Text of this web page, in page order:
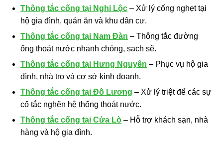
Thông tắc cống tại Nghi Lộc – Xử lý cống nghẹt tại
hộ gia đình, quán ăn và khu dân cư.
Thông tắc cống tại Nam Đàn – Thông tắc đường
ống thoát nước nhanh chóng, sạch sẽ.
Thông tắc cống tại Hưng Nguyên – Phục vụ hộ gia
đình, nhà trọ và cơ sở kinh doanh.
Thông tắc cống tại Đô Lương – Xử lý triệt để các sự
cố tắc nghẽn hệ thống thoát nước.
Thông tắc cống tại Cửa Lò – Hỗ trợ khách sạn, nhà
hàng và hộ gia đình.